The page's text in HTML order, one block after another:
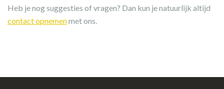
Heb je nog suggesties of vragen? Dan kun je natuurlijk altijd
contact opnemenmet ons.